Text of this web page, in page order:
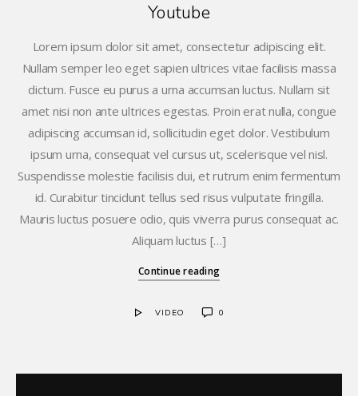
Youtube
Lorem ipsum dolor sit amet, consectetur adipiscing elit.
Nullam semper leo eget sapien ultrices vitae facilisis massa
dictum. Fusce eu purus a urna accumsan luctus. Nullam sit
amet nisi non ante ultrices egestas. Proin erat nulla, congue
adipiscing accumsan id, sollicitudin eget dolor. Vestibulum
ipsum urna, consequat vel cursus ut, scelerisque vel nisl.
Suspendisse molestie facilisis dui, et rutrum enim fermentum
id. Curabitur tincidunt tellus sed risus vulputate fringilla.
Mauris luctus posuere odio, quis viverra purus consequat ac.
Aliquam luctus […]
Continue reading
VIDEO 0